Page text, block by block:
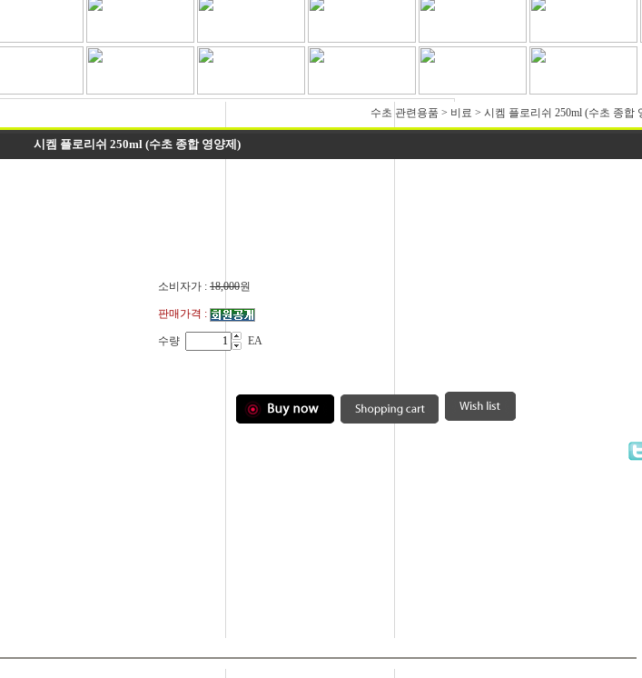
수초 관련용품 > 비료 > 시켐 플로리쉬 250ml (수초 종합
시켐 플로리쉬 250ml (수초 종합 영양제)
소비자가 : 18,000원
판매가격 :
수량 EA